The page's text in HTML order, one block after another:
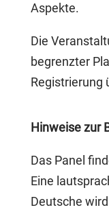
Aspekte.
Die
begrenzter
Registrierung
Hinweise zur
Das Panel
Eine
Deutsche